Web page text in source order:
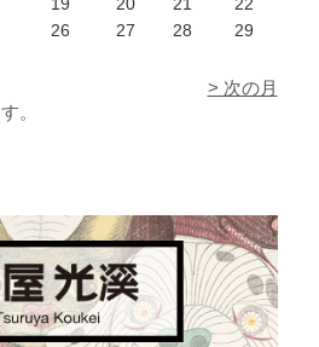
26 27 28
29
> 次の月
。